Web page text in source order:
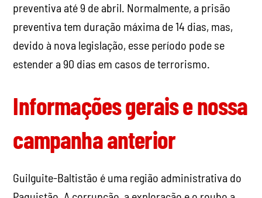
preventiva até 9 de abril. Normalmente, a prisão
preventiva tem duração máxima de 14 dias, mas,
devido à nova legislação, esse período pode se
estender a 90 dias em casos de terrorismo.
Informações gerais e nossa
campanha anterior
Guilguite-Baltistão é uma região administrativa do